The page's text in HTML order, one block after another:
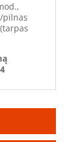
pilnas